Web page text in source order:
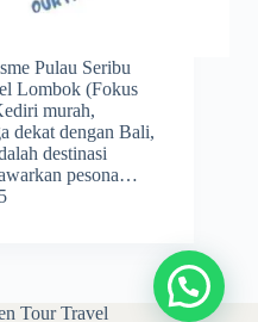
Pulau Seribu
Lombok (Fokus
murah,
dekat dengan Bali,
destinasi
pesona…
Tour Travel